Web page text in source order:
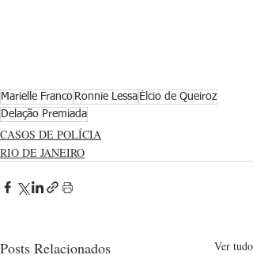
Marielle Franco Ronnie Lessa Élcio de Queiroz
Delação Premiada
CASOS DE POLÍCIA
RIO DE JANEIRO
Posts Relacionados Ver tudo